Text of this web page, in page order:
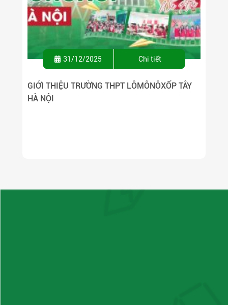
31/12/2025 Chi tiết
GIỚI THIỆU TRƯỜNG THPT LÔMÔNÔXỐP TÂY
HÀ NỘI